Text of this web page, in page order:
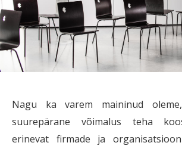
Nagu ka varem maininud
suurepärane võimalus teha
erinevat firmade ja